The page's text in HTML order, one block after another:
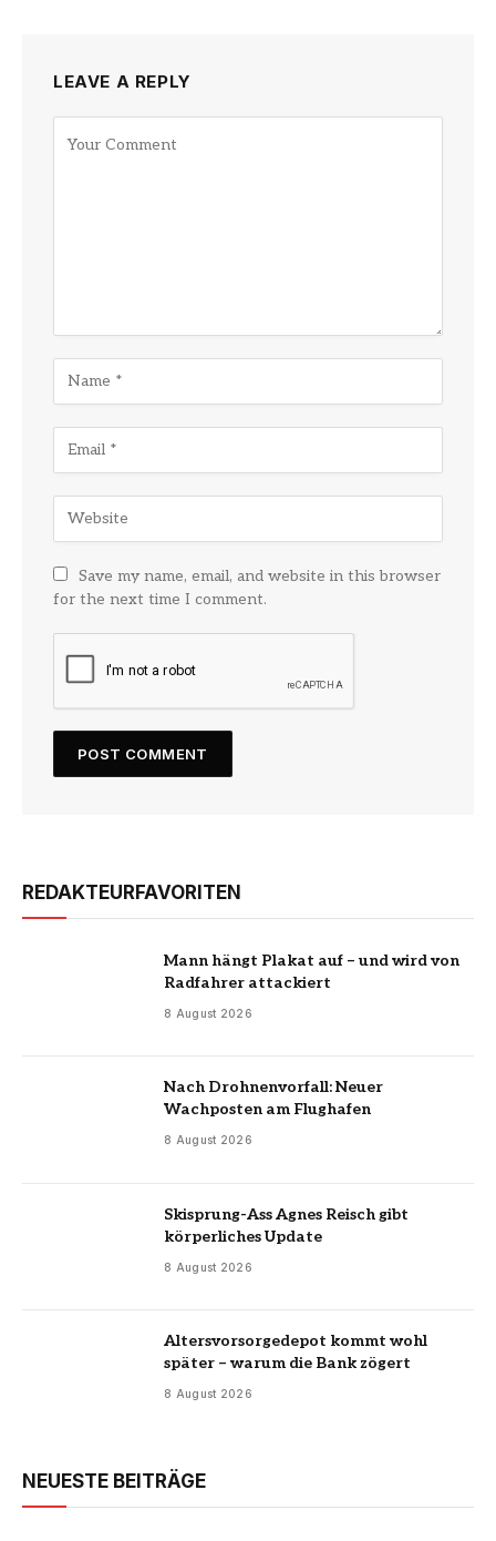
LEAVE A REPLY
Save my name, email, and website in this browser
for the next time I comment.
REDAKTEURFAVORITEN
Mann hängt Plakat auf – und wird von
Radfahrer attackiert
8 August 2026
Nach Drohnenvorfall: Neuer
Wachposten am Flughafen
8 August 2026
Skisprung-Ass Agnes Reisch gibt
körperliches Update
8 August 2026
Altersvorsorgedepot kommt wohl
später – warum die Bank zögert
8 August 2026
NEUESTE BEITRÄGE